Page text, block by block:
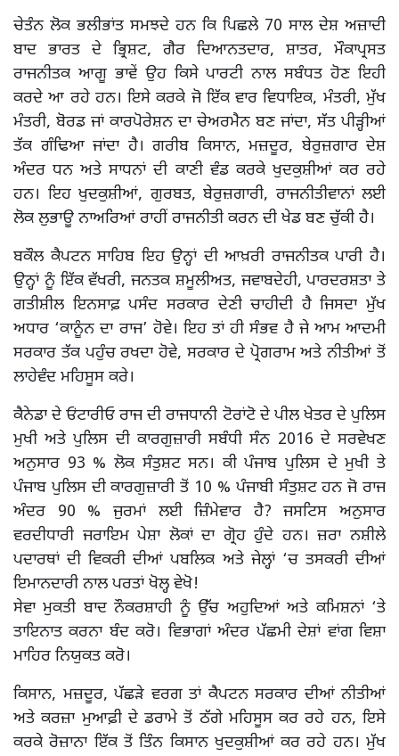
ਚੇਤੰਨ ਲੋਕ ਭਲੀਭਾਂਤ ਸਮਝਦੇ ਹਨ ਕਿ ਪਿਛਲੇ 70 ਸਾਲ ਦੇਸ਼ ਅਜ਼ਾਦੀ
ਬਾਦ ਭਾਰਤ ਦੇ ਭ੍ਰਿਸ਼ਟ, ਗੈਰ ਦਿਆਨਤਦਾਰ, ਸ਼ਾਤਰ, ਮੌਕਾਪ੍ਰਸਤ
ਰਾਜਨੀਤਕ ਆਗੂ ਭਾਵੇਂ ਉਹ ਕਿਸੇ ਪਾਰਟੀ ਨਾਲ ਸਬੰਧਤ ਹੋਣ ਇਹੀ
ਕਰਦੇ ਆ ਰਹੇ ਹਨ। ਇਸੇ ਕਰਕੇ ਜੋ ਇੱਕ ਵਾਰ ਵਿਧਾਇਕ, ਮੰਤਰੀ, ਮੁੱਖ
ਮੰਤਰੀ, ਬੋਰਡ ਜਾਂ ਕਾਰਪੋਰੇਸ਼ਨ ਦਾ ਚੇਅਰਮੈਨ ਬਣ ਜਾਂਦਾ, ਸੱਤ ਪੀੜ੍ਹੀਆਂ
ਤੱਕ ਗੰਢਿਆ ਜਾਂਦਾ ਹੈ। ਗਰੀਬ ਕਿਸਾਨ, ਮਜ਼ਦੂਰ, ਬੇਰੁਜ਼ਗਾਰ ਦੇਸ਼
ਅੰਦਰ ਧਨ ਅਤੇ ਸਾਧਨਾਂ ਦੀ ਕਾਣੀ ਵੰਡ ਕਰਕੇ ਖੁਦਕੁਸ਼ੀਆਂ ਕਰ ਰਹੇ
ਹਨ। ਇਹ ਖੁਦਕੁਸ਼ੀਆਂ, ਗੁਰਬਤ, ਬੇਰੁਜ਼ਗਾਰੀ, ਰਾਜਨੀਤੀਵਾਨਾਂ ਲਈ
ਲੋਕ ਲੁਭਾਊ ਨਾਅਰਿਆਂ ਰਾਹੀਂ ਰਾਜਨੀਤੀ ਕਰਨ ਦੀ ਖੇਡ ਬਣ ਚੁੱਕੀ ਹੈ।
ਬਕੌਲ ਕੈਪਟਨ ਸਾਹਿਬ ਇਹ ਉਨ੍ਹਾਂ ਦੀ ਆਖ਼ਰੀ ਰਾਜਨੀਤਕ ਪਾਰੀ ਹੈ।
ਉਨ੍ਹਾਂ ਨੂੰ ਇੱਕ ਵੱਖਰੀ, ਜਨਤਕ ਸ਼ਮੂਲੀਅਤ, ਜਵਾਬਦੇਹੀ, ਪਾਰਦਰਸ਼ਤਾ ਤੇ
ਗਤੀਸ਼ੀਲ ਇਨਸਾਫ਼ ਪਸੰਦ ਸਰਕਾਰ ਦੇਣੀ ਚਾਹੀਦੀ ਹੈ ਜਿਸਦਾ ਮੁੱਖ
ਅਧਾਰ ‘ਕਾਨੂੰਨ ਦਾ ਰਾਜ’ ਹੋਵੇ। ਇਹ ਤਾਂ ਹੀ ਸੰਭਵ ਹੈ ਜੇ ਆਮ ਆਦਮੀ
ਸਰਕਾਰ ਤੱਕ ਪਹੁੰਚ ਰਖਦਾ ਹੋਵੇ, ਸਰਕਾਰ ਦੇ ਪ੍ਰੋਗਰਾਮ ਅਤੇ ਨੀਤੀਆਂ ਤੋਂ
ਲਾਹੇਵੰਦ ਮਹਿਸੂਸ ਕਰੇ।
ਕੈਨੇਡਾ ਦੇ ਓਂਟਾਰੀਓ ਰਾਜ ਦੀ ਰਾਜਧਾਨੀ ਟੋਰਾਂਟੋ ਦੇ ਪੀਲ ਖੇਤਰ ਦੇ ਪੁਲਿਸ
ਮੁਖੀ ਅਤੇ ਪੁਲਿਸ ਦੀ ਕਾਰਗੁਜ਼ਾਰੀ ਸਬੰਧੀ ਸੰਨ 2016 ਦੇ ਸਰਵੇਖਣ
ਅਨੁਸਾਰ 93 % ਲੋਕ ਸੰਤੁਸ਼ਟ ਸਨ। ਕੀ ਪੰਜਾਬ ਪੁਲਿਸ ਦੇ ਮੁਖੀ ਤੇ
ਪੰਜਾਬ ਪੁਲਿਸ ਦੀ ਕਾਰਗੁਜ਼ਾਰੀ ਤੋਂ 10 % ਪੰਜਾਬੀ ਸੰਤੁਸ਼ਟ ਹਨ ਜੋ ਰਾਜ
ਅੰਦਰ 90 % ਜੁਰਮਾਂ ਲਈ ਜ਼ਿੰਮੇਵਾਰ ਹੈ? ਜਸਟਿਸ ਅਨੁਸਾਰ
ਵਰਦੀਧਾਰੀ ਜਰਾਇਮ ਪੇਸ਼ਾ ਲੋਕਾਂ ਦਾ ਗ੍ਰੋਹ ਹੁੰਦੇ ਹਨ। ਜ਼ਰਾ ਨਸ਼ੀਲੇ
ਪਦਾਰਥਾਂ ਦੀ ਵਿਕਰੀ ਦੀਆਂ ਪਬਲਿਕ ਅਤੇ ਜੇਲ੍ਹਾਂ ‘ਚ ਤਸਕਰੀ ਦੀਆਂ
ਇਮਾਨਦਾਰੀ ਨਾਲ ਪਰਤਾਂ ਖੋਲ੍ਹ ਵੇਖੋ!
ਸੇਵਾ ਮੁਕਤੀ ਬਾਦ ਨੌਕਰਸ਼ਾਹੀ ਨੂੰ ਉੱਚ ਅਹੁਦਿਆਂ ਅਤੇ ਕਮਿਸ਼ਨਾਂ ‘ਤੇ
ਤਾਇਨਾਤ ਕਰਨਾ ਬੰਦ ਕਰੋ। ਵਿਭਾਗਾਂ ਅੰਦਰ ਪੱਛਮੀ ਦੇਸ਼ਾਂ ਵਾਂਗ ਵਿਸ਼ਾ
ਮਾਹਿਰ ਨਿਯੁਕਤ ਕਰੋ।
ਕਿਸਾਨ, ਮਜ਼ਦੂਰ, ਪੱਛੜੇ ਵਰਗ ਤਾਂ ਕੈਪਟਨ ਸਰਕਾਰ ਦੀਆਂ ਨੀਤੀਆਂ
ਅਤੇ ਕਰਜ਼ਾ ਮੁਆਫ਼ੀ ਦੇ ਡਰਾਮੇ ਤੋਂ ਠੱਗੇ ਮਹਿਸੂਸ ਕਰ ਰਹੇ ਹਨ, ਇਸੇ
ਕਰਕੇ ਰੋਜ਼ਾਨਾ ਇੱਕ ਤੋਂ ਤਿੰਨ ਕਿਸਾਨ ਖੁਦਕੁਸ਼ੀਆਂ ਕਰ ਰਹੇ ਹਨ। ਮੁੱਖ